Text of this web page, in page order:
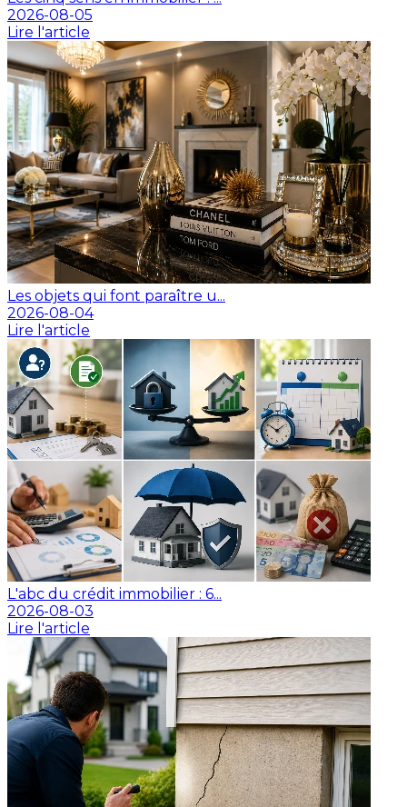
2026-08-05
Lire l'article
Les objets qui font paraître u...
2026-08-04
Lire l'article
L'abc du crédit immobilier : 6...
2026-08-03
Lire l'article